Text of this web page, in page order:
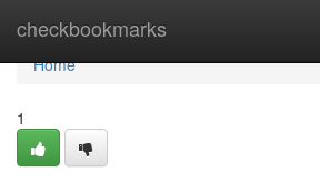
checkbookmarks
Home
Home
1